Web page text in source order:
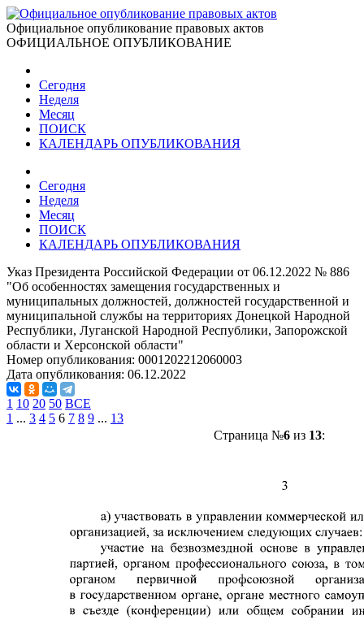
Официальное опубликование правовых актов
ОФИЦИАЛЬНОЕ ОПУБЛИКОВАНИЕ
Сегодня
Неделя
Месяц
ПОИСК
КАЛЕНДАРЬ ОПУБЛИКОВАНИЯ
Сегодня
Неделя
Месяц
ПОИСК
КАЛЕНДАРЬ ОПУБЛИКОВАНИЯ
Указ Президента Российской Федерации от 06.12.2022 № 886
"Об особенностях замещения государственных и
муниципальных должностей, должностей государственной и
муниципальной службы на территориях Донецкой Народной
Республики, Луганской Народной Республики, Запорожской
области и Херсонской области"
Номер опубликования: 0001202212060003
Дата опубликования: 06.12.2022
1 10 20 50 ВСЕ
1 ... 3 4 5 6 7 8 9 ... 13
Страница №6из 13: